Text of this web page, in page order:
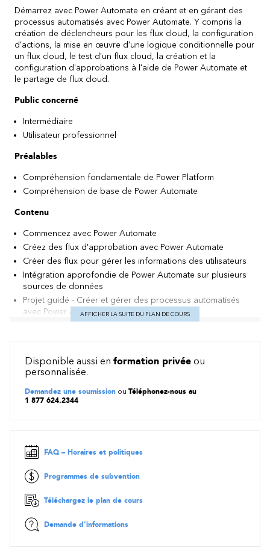
Démarrez avec Power Automate en créant et en gérant des
processus automatisés avec Power Automate. Y compris la
création de déclencheurs pour les flux cloud, la configuration
d'actions, la mise en œuvre d'une logique conditionnelle pour
un flux cloud, le test d'un flux cloud, la création et la
configuration d'approbations à l'aide de Power Automate et
le partage de flux cloud.
Public concerné
Intermédiaire
Utilisateur professionnel
Préalables
Compréhension fondamentale de Power Platform
Compréhension de base de Power Automate
Contenu
Commencez avec Power Automate
Créez des flux d'approbation avec Power Automate
Créer des flux pour gérer les informations des utilisateurs
Intégration approfondie de Power Automate sur plusieurs
sources de données
Projet guidé - Créer et gérer des processus automatisés
avec Power AutomateAFFICHER LA SUITE DU PLAN DE COURS
Disponible aussi en formation privée ou
personnalisée.
Demandez une soumission ou Téléphonez-nous au
1 877 624.2344
FAQ – Horaires et politiques
Programmes de subvention
Téléchargez le plan de cours
Demande d’informations